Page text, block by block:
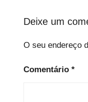
Deixe um
O seu endereço
Comentário *